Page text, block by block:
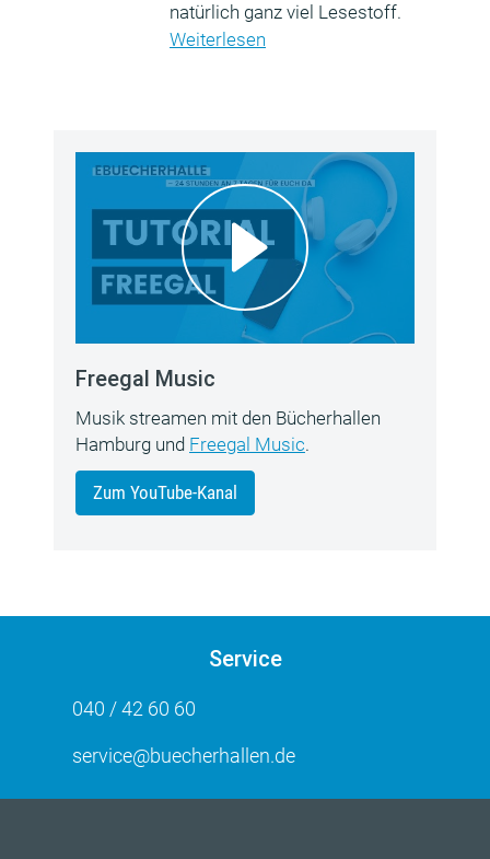
natürlich ganz viel Lesestoff.
Weiterlesen
Freegal Music
Musik streamen mit den Bücherhallen
Hamburg und Freegal Music.
Zum YouTube-Kanal
Service
040 / 42 60 60
service@buecherhallen.de